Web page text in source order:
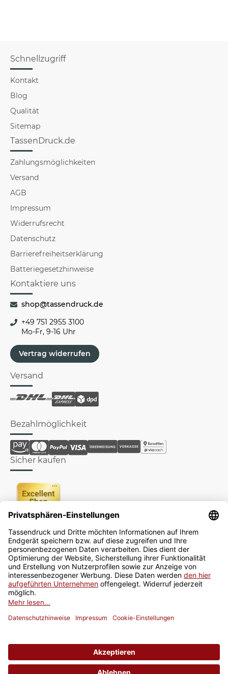
Schnellzugriff
Kontakt
Blog
Qualität
Sitemap
TassenDruck.de
Zahlungsmöglichkeiten
Versand
AGB
Impressum
Widerrufsrecht
Datenschutz
Barrierefreiheitserklärung
Batteriegesetzhinweise
Kontaktiere uns
shop@tassendruck.de
+49 751 2955 3100
Mo-Fr, 9-16 Uhr
Vertrag widerrufen
Versand
Bezahlmöglichkeit
Sicher kaufen
Newsletter